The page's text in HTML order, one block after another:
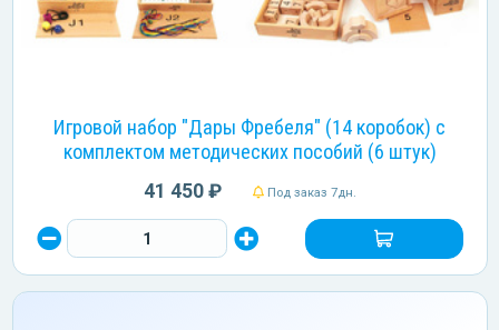
Игровой набор "Дары Фребеля" (14 коробок) с
комплектом методических пособий (6 штук)
41 450 ₽ Под заказ 7дн.